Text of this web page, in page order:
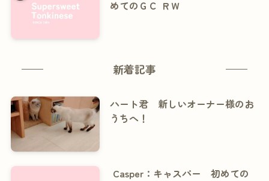
めてのＧＣ ＲＷ
新着記事
ハート君 新しいオーナー様のお
うちへ！
Casper：キャスパー 初めての